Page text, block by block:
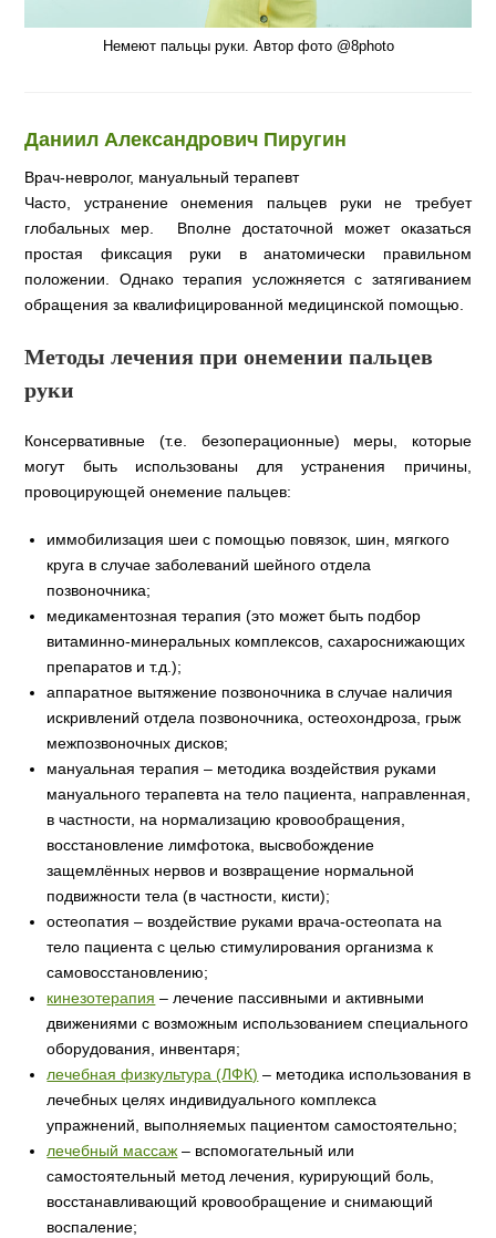
Немеют пальцы руки. Автор фото @8photo
Даниил Александрович Пиругин
Врач-невролог, мануальный терапевт
Часто, устранение онемения пальцев руки не требует
глобальных мер. Вполне достаточной может оказаться
простая фиксация руки в анатомически правильном
положении. Однако терапия усложняется с затягиванием
обращения за квалифицированной медицинской помощью.
Методы лечения при онемении пальцев
руки
Консервативные (т.е. безоперационные) меры, которые
могут быть использованы для устранения причины,
провоцирующей онемение пальцев:
иммобилизация шеи с помощью повязок, шин, мягкого
круга в случае заболеваний шейного отдела
позвоночника;
медикаментозная терапия (это может быть подбор
витаминно-минеральных комплексов, сахароснижающих
препаратов и т.д.);
аппаратное вытяжение позвоночника в случае наличия
искривлений отдела позвоночника, остеохондроза, грыж
межпозвоночных дисков;
мануальная терапия – методика воздействия руками
мануального терапевта на тело пациента, направленная,
в частности, на нормализацию кровообращения,
восстановление лимфотока, высвобождение
защемлённых нервов и возвращение нормальной
подвижности тела (в частности, кисти);
остеопатия – воздействие руками врача-остеопата на
тело пациента с целью стимулирования организма к
самовосстановлению;
кинезотерапия – лечение пассивными и активными
движениями с возможным использованием специального
оборудования, инвентаря;
лечебная физкультура (ЛФК) – методика использования в
лечебных целях индивидуального комплекса
упражнений, выполняемых пациентом самостоятельно;
лечебный массаж – вспомогательный или
самостоятельный метод лечения, курирующий боль,
восстанавливающий кровообращение и снимающий
воспаление;